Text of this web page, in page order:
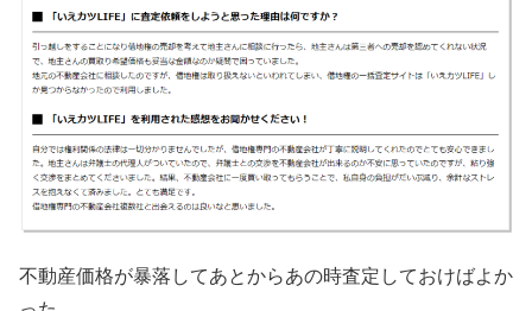
不動産価格が暴落してあとからあの時査定しておけばよか